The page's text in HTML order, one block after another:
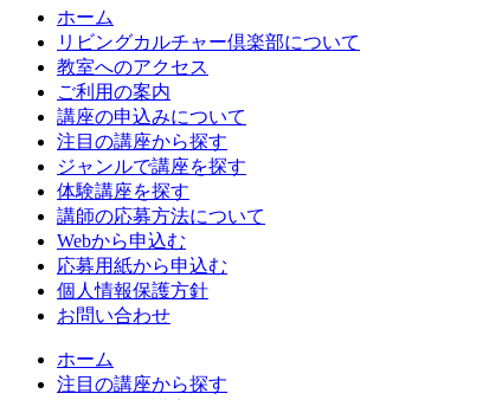
ホーム
リビングカルチャー倶楽部について
教室へのアクセス
ご利用の案内
講座の申込みについて
注目の講座から探す
ジャンルで講座を探す
体験講座を探す
講師の応募方法について
Webから申込む
応募用紙から申込む
個人情報保護方針
お問い合わせ
ホーム
注目の講座から探す